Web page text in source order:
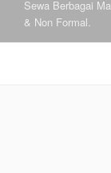
Sewa Berbagai
& Non Formal.